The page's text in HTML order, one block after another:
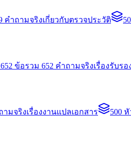
คำถามจริงเกี่ยวกับตรวจประวัติ
ข้อรวม 652 คำถามจริงเรื่องรับรอ
ามจริงเรื่องงานแปลเอกสาร 500